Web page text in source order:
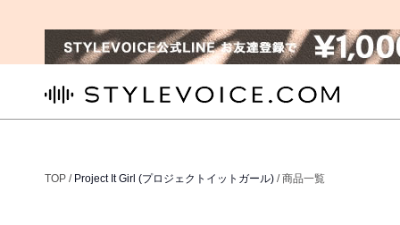
TOP / Project It Girl (プロジェクトイットガール) / 商品一覧